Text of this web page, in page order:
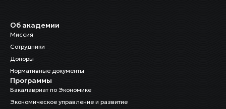
Об академии
Миссия
Сотрудники
Доноры
Нормативные документы
Программы
Бакалавриат по Экономике
Экономическое управление и развитие